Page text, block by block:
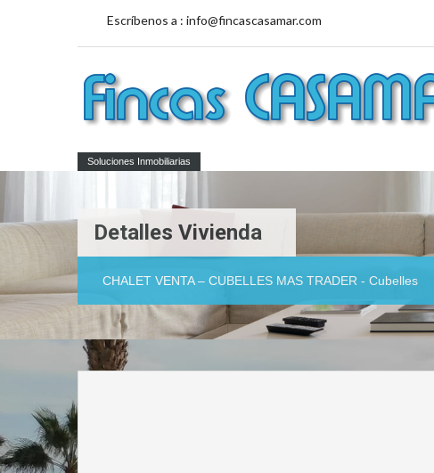
Escríbenos a : info@fincascasamar.com
Soluciones Inmobiliarias
Detalles Vivienda
CHALET VENTA – CUBELLES MAS TRADER - Cubelles